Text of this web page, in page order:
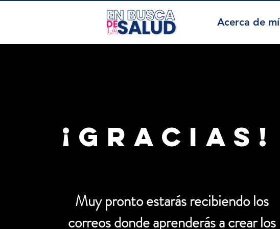
Acerca de mí
¡gracias!
Muy pronto estarás recibiendo los
correos donde aprenderás a crear los